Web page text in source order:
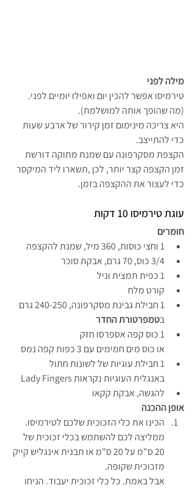
מילה לפני
טירמיסו אפשר להכין יום ואפילו יומיים לפני.
(מה שהופך אותה למושלמת).
היא צריכה מינימום זמן קירור של ארבע שעות
כדי להתייצב.
הקצפת מסקרפונה עם שמנת מתוקה דורשת
זמן הקצפה קצר יותר, לכן ,תשארו ליד המיקסר
כדי לעצור את ההקצפה בזמן.
עוגת טירמיסו 10 דקות
חומרים
1 וחצי כוסות, 360 מיל, שמנת להקצפה
3/4 כוס, 70 גרם, אבקת סוכר
1 כפית תמצית וניל
קורט מלח
1 חבילת גבינת מסקרפונה, 240-250 גרם
בטמפרטורת החדר
1 כוס קפה אספרסו חזק
או כוס מים חמימים עם 3 כפות קפה נמס
1 חבילת עוגיות של לשונות חתול
באנגלית העוגיות נקראות Lady Fingers
להגשה, אבקת קקאו
אופן ההכנה
הכינו את כלי הזכוכית שלכם לטירמיסו.
ממליצה לכם להשתמש בכלי זכוכית של
20 ס"מ על 20 ס"מ או תבנית אינגליש קייק
מזכוכית שקופה.
אבל באמת. כל כלי זכוכית יעבוד. הניחו